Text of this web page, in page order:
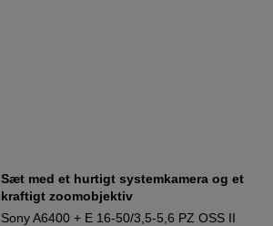
Sæt med et hurtigt systemkamera og et
kraftigt zoomobjektiv
Sony A6400 + E 16-50/3,5-5,6 PZ OSS II